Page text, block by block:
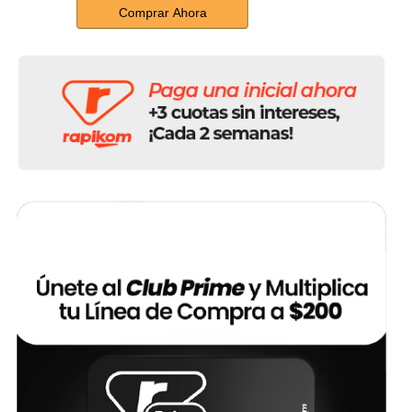
Comprar Ahora